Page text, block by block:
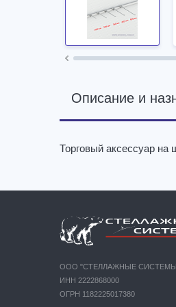
Описание и
Торговый аксессуар на
ООО "СТЕЛЛАЖНЫЕ
ИНН 2222868000
ОГРН 1182225017380